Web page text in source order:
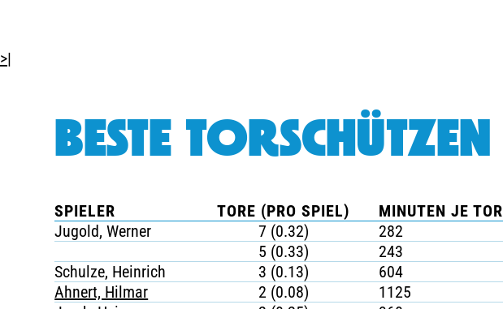
>|
BESTE TORSCHÜTZEN
SPIELER TORE (PRO SPIEL) MINUTEN JE TOR
Jugold, Werner
7 (0.32) 282
5 (0.33)
243
Schulze, Heinrich
3 (0.13) 604
Ahnert, Hilmar
2 (0.08) 1125